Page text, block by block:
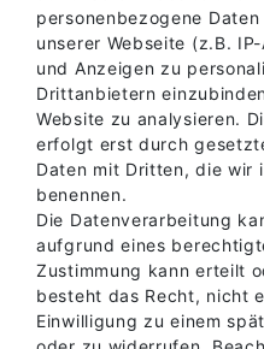
personenbezogene
unserer Webseite (z.B.
und Anzeigen zu
Drittanbietern
Website zu analysieren.
erfolgt erst durch
Daten mit Dritten, die wir
benennen.
Die Datenverarbeitung
aufgrund eines
Zustimmung kann erteilt
besteht das Recht, nicht
Einwilligung zu einem